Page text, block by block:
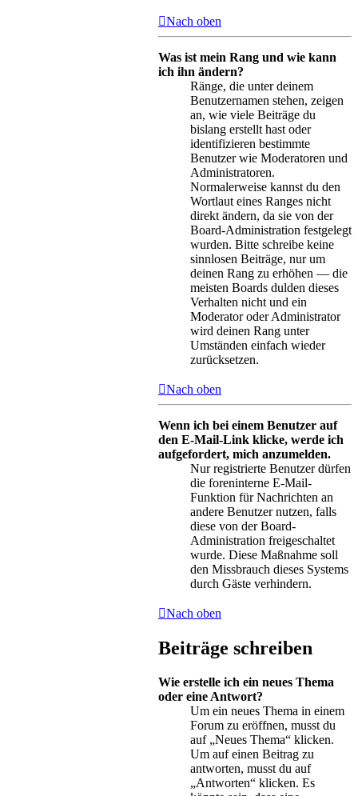
Nach oben
Was ist mein Rang und wie kann
ich ihn ändern?
Ränge, die unter deinem
Benutzernamen stehen, zeigen
an, wie viele Beiträge du
bislang erstellt hast oder
identifizieren bestimmte
Benutzer wie Moderatoren und
Administratoren.
Normalerweise kannst du den
Wortlaut eines Ranges nicht
direkt ändern, da sie von der
Board-Administration festgelegt
wurden. Bitte schreibe keine
sinnlosen Beiträge, nur um
deinen Rang zu erhöhen — die
meisten Boards dulden dieses
Verhalten nicht und ein
Moderator oder Administrator
wird deinen Rang unter
Umständen einfach wieder
zurücksetzen.
Nach oben
Wenn ich bei einem Benutzer auf
den E-Mail-Link klicke, werde ich
aufgefordert, mich anzumelden.
Nur registrierte Benutzer dürfen
die foreninterne E-Mail-
Funktion für Nachrichten an
andere Benutzer nutzen, falls
diese von der Board-
Administration freigeschaltet
wurde. Diese Maßnahme soll
den Missbrauch dieses Systems
durch Gäste verhindern.
Nach oben
Beiträge schreiben
Wie erstelle ich ein neues Thema
oder eine Antwort?
Um ein neues Thema in einem
Forum zu eröffnen, musst du
auf „Neues Thema“ klicken.
Um auf einen Beitrag zu
antworten, musst du auf
„Antworten“ klicken. Es